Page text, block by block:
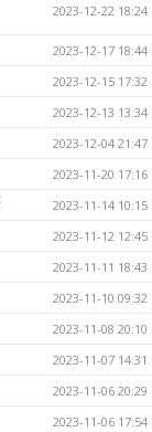
2023-12-22 18:24
2023-12-17 18:44
2023-12-15 17:32
2023-12-13 13:34
2023-12-04 21:47
2023-11-20 17:16
2023-11-14 10:15
2023-11-12 12:45
2023-11-11 18:43
2023-11-10 09:32
2023-11-08 20:10
2023-11-07 14:31
2023-11-06 20:29
2023-11-06 17:54